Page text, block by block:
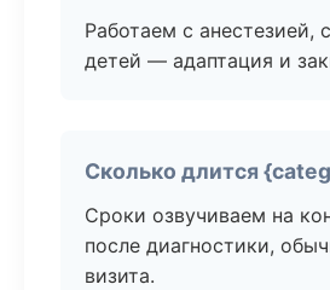
Работаем с анестезией,
детей — адаптация и
Сколько длится
Сроки озвучиваем на
после диагностики,
визита.